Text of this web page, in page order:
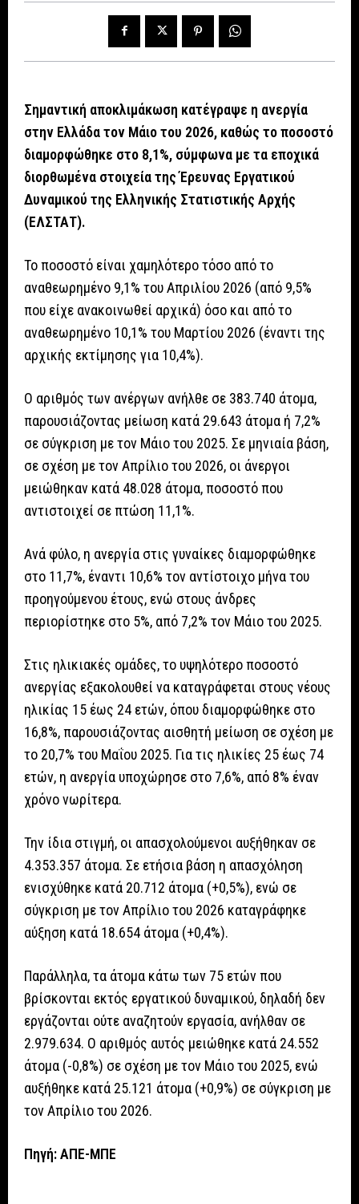
Σημαντική αποκλιμάκωση κατέγραψε η ανεργία
στην Ελλάδα τον Μάιο του 2026, καθώς το ποσοστό
διαμορφώθηκε στο 8,1%, σύμφωνα με τα εποχικά
διορθωμένα στοιχεία της Έρευνας Εργατικού
Δυναμικού της Ελληνικής Στατιστικής Αρχής
(ΕΛΣΤΑΤ).
Το ποσοστό είναι χαμηλότερο τόσο από το
αναθεωρημένο 9,1% του Απριλίου 2026 (από 9,5%
που είχε ανακοινωθεί αρχικά) όσο και από το
αναθεωρημένο 10,1% του Μαρτίου 2026 (έναντι της
αρχικής εκτίμησης για 10,4%).
Ο αριθμός των ανέργων ανήλθε σε 383.740 άτομα,
παρουσιάζοντας μείωση κατά 29.643 άτομα ή 7,2%
σε σύγκριση με τον Μάιο του 2025. Σε μηνιαία βάση,
σε σχέση με τον Απρίλιο του 2026, οι άνεργοι
μειώθηκαν κατά 48.028 άτομα, ποσοστό που
αντιστοιχεί σε πτώση 11,1%.
Ανά φύλο, η ανεργία στις γυναίκες διαμορφώθηκε
στο 11,7%, έναντι 10,6% τον αντίστοιχο μήνα του
προηγούμενου έτους, ενώ στους άνδρες
περιορίστηκε στο 5%, από 7,2% τον Μάιο του 2025.
Στις ηλικιακές ομάδες, το υψηλότερο ποσοστό
ανεργίας εξακολουθεί να καταγράφεται στους νέους
ηλικίας 15 έως 24 ετών, όπου διαμορφώθηκε στο
16,8%, παρουσιάζοντας αισθητή μείωση σε σχέση με
το 20,7% του Μαΐου 2025. Για τις ηλικίες 25 έως 74
ετών, η ανεργία υποχώρησε στο 7,6%, από 8% έναν
χρόνο νωρίτερα.
Την ίδια στιγμή, οι απασχολούμενοι αυξήθηκαν σε
4.353.357 άτομα. Σε ετήσια βάση η απασχόληση
ενισχύθηκε κατά 20.712 άτομα (+0,5%), ενώ σε
σύγκριση με τον Απρίλιο του 2026 καταγράφηκε
αύξηση κατά 18.654 άτομα (+0,4%).
Παράλληλα, τα άτομα κάτω των 75 ετών που
βρίσκονται εκτός εργατικού δυναμικού, δηλαδή δεν
εργάζονται ούτε αναζητούν εργασία, ανήλθαν σε
2.979.634. Ο αριθμός αυτός μειώθηκε κατά 24.552
άτομα (-0,8%) σε σχέση με τον Μάιο του 2025, ενώ
αυξήθηκε κατά 25.121 άτομα (+0,9%) σε σύγκριση με
τον Απρίλιο του 2026.
Πηγή: ΑΠΕ-ΜΠΕ